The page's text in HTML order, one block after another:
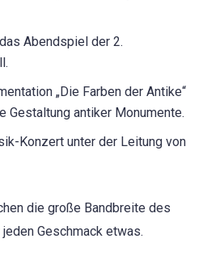
Abendspiel der 2.
„Die Farben der Antike“
Gestaltung antiker Monumente.
Konzert unter der Leitung von
die große Bandbreite des
Geschmack etwas.